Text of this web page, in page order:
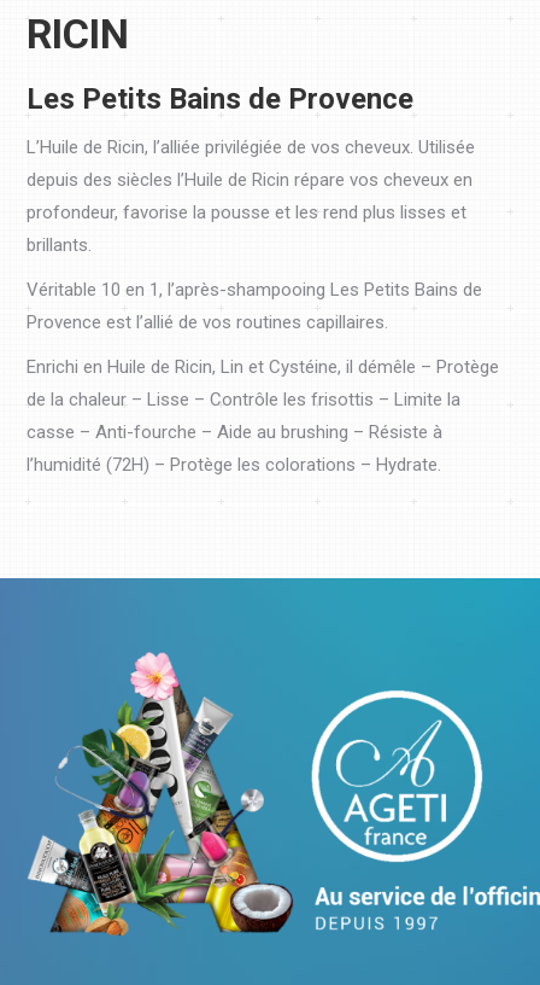
RICIN
Les Petits Bains de Provence
L’Huile de Ricin, l’alliée privilégiée de vos cheveux. Utilisée
depuis des siècles l’Huile de Ricin répare vos cheveux en
profondeur, favorise la pousse et les rend plus lisses et
brillants.
Véritable 10 en 1, l’après-shampooing Les Petits Bains de
Provence est l’allié de vos routines capillaires.
Enrichi en Huile de Ricin, Lin et Cystéine, il démêle – Protège
de la chaleur – Lisse – Contrôle les frisottis – Limite la
casse – Anti-fourche – Aide au brushing – Résiste à
l’humidité (72H) – Protège les colorations – Hydrate.